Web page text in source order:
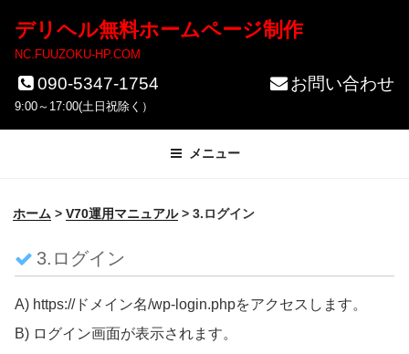
ツ
キ
デリヘル無料ホームページ制作
NC.FUUZOKU-HP.COM
090-5347-1754
9:00～17:00(土日祝除く）
お問い合わせ
メニュー
ホーム > V70運用マニュアル> 3.ログイン
3.ログイン
A) https://ドメイン名/wp-login.phpをアクセスします。
B) ログイン画面が表示されます。